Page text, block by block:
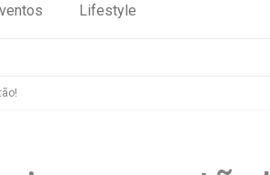
Lifestyle